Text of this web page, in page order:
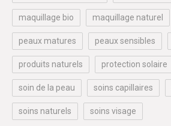
maquillage bio maquillage naturel
peaux matures peaux sensibles
produits naturels protection solaire
soin de la peau soins capillaires
soins naturels soins visage